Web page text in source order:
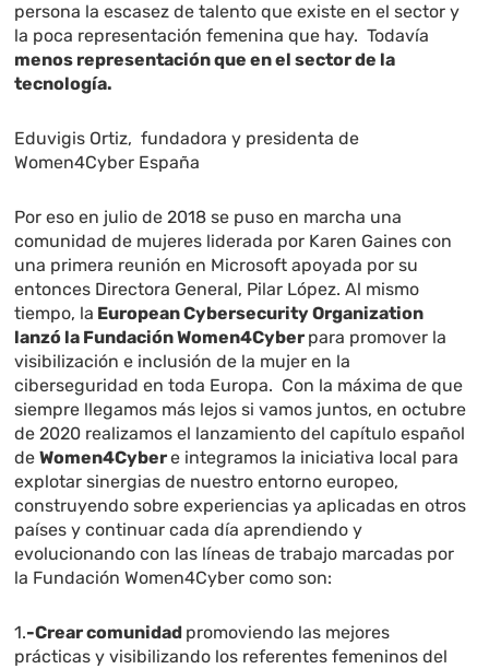
persona la escasez de talento que existe en el sector y
la poca representación femenina que hay. Todavía
menos representación que en el sector de la
tecnología.
Eduvigis Ortiz, fundadora y presidenta de
Women4Cyber España
Por eso en julio de 2018 se puso en marcha una
comunidad de mujeres liderada por Karen Gaines con
una primera reunión en Microsoft apoyada por su
entonces Directora General, Pilar López. Al mismo
tiempo, la European Cybersecurity Organization
lanzó la Fundación Women4Cyber para promover la
visibilización e inclusión de la mujer en la
ciberseguridad en toda Europa. Con la máxima de que
siempre llegamos más lejos si vamos juntos, en octubre
de 2020 realizamos el lanzamiento del capítulo español
deWomen4Cybere integramos la iniciativa local para
explotar sinergias de nuestro entorno europeo,
construyendo sobre experiencias ya aplicadas en otros
países y continuar cada día aprendiendo y
evolucionando con las líneas de trabajo marcadas por
la Fundación Women4Cyber como son:
1.-Crear comunidad promoviendo las mejores
prácticas y visibilizando los referentes femeninos del